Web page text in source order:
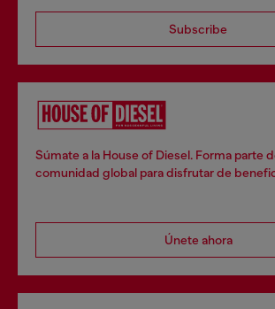
Subscribe
Súmate a la House of Diesel. Forma parte
comunidad global para disfrutar de
Únete ahora